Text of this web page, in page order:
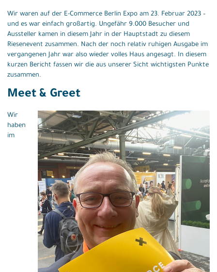
Wir waren auf der E-Commerce Berlin Expo am 23. Februar 2023 –
und es war einfach großartig. Ungefähr 9.000 Besucher und
Aussteller kamen in diesem Jahr in der Hauptstadt zu diesem
Riesenevent zusammen. Nach der noch relativ ruhigen Ausgabe im
vergangenen Jahr war also wieder volles Haus angesagt. In diesem
kurzen Bericht fassen wir die aus unserer Sicht wichtigsten Punkte
zusammen.
Meet & Greet
Wir
haben
im